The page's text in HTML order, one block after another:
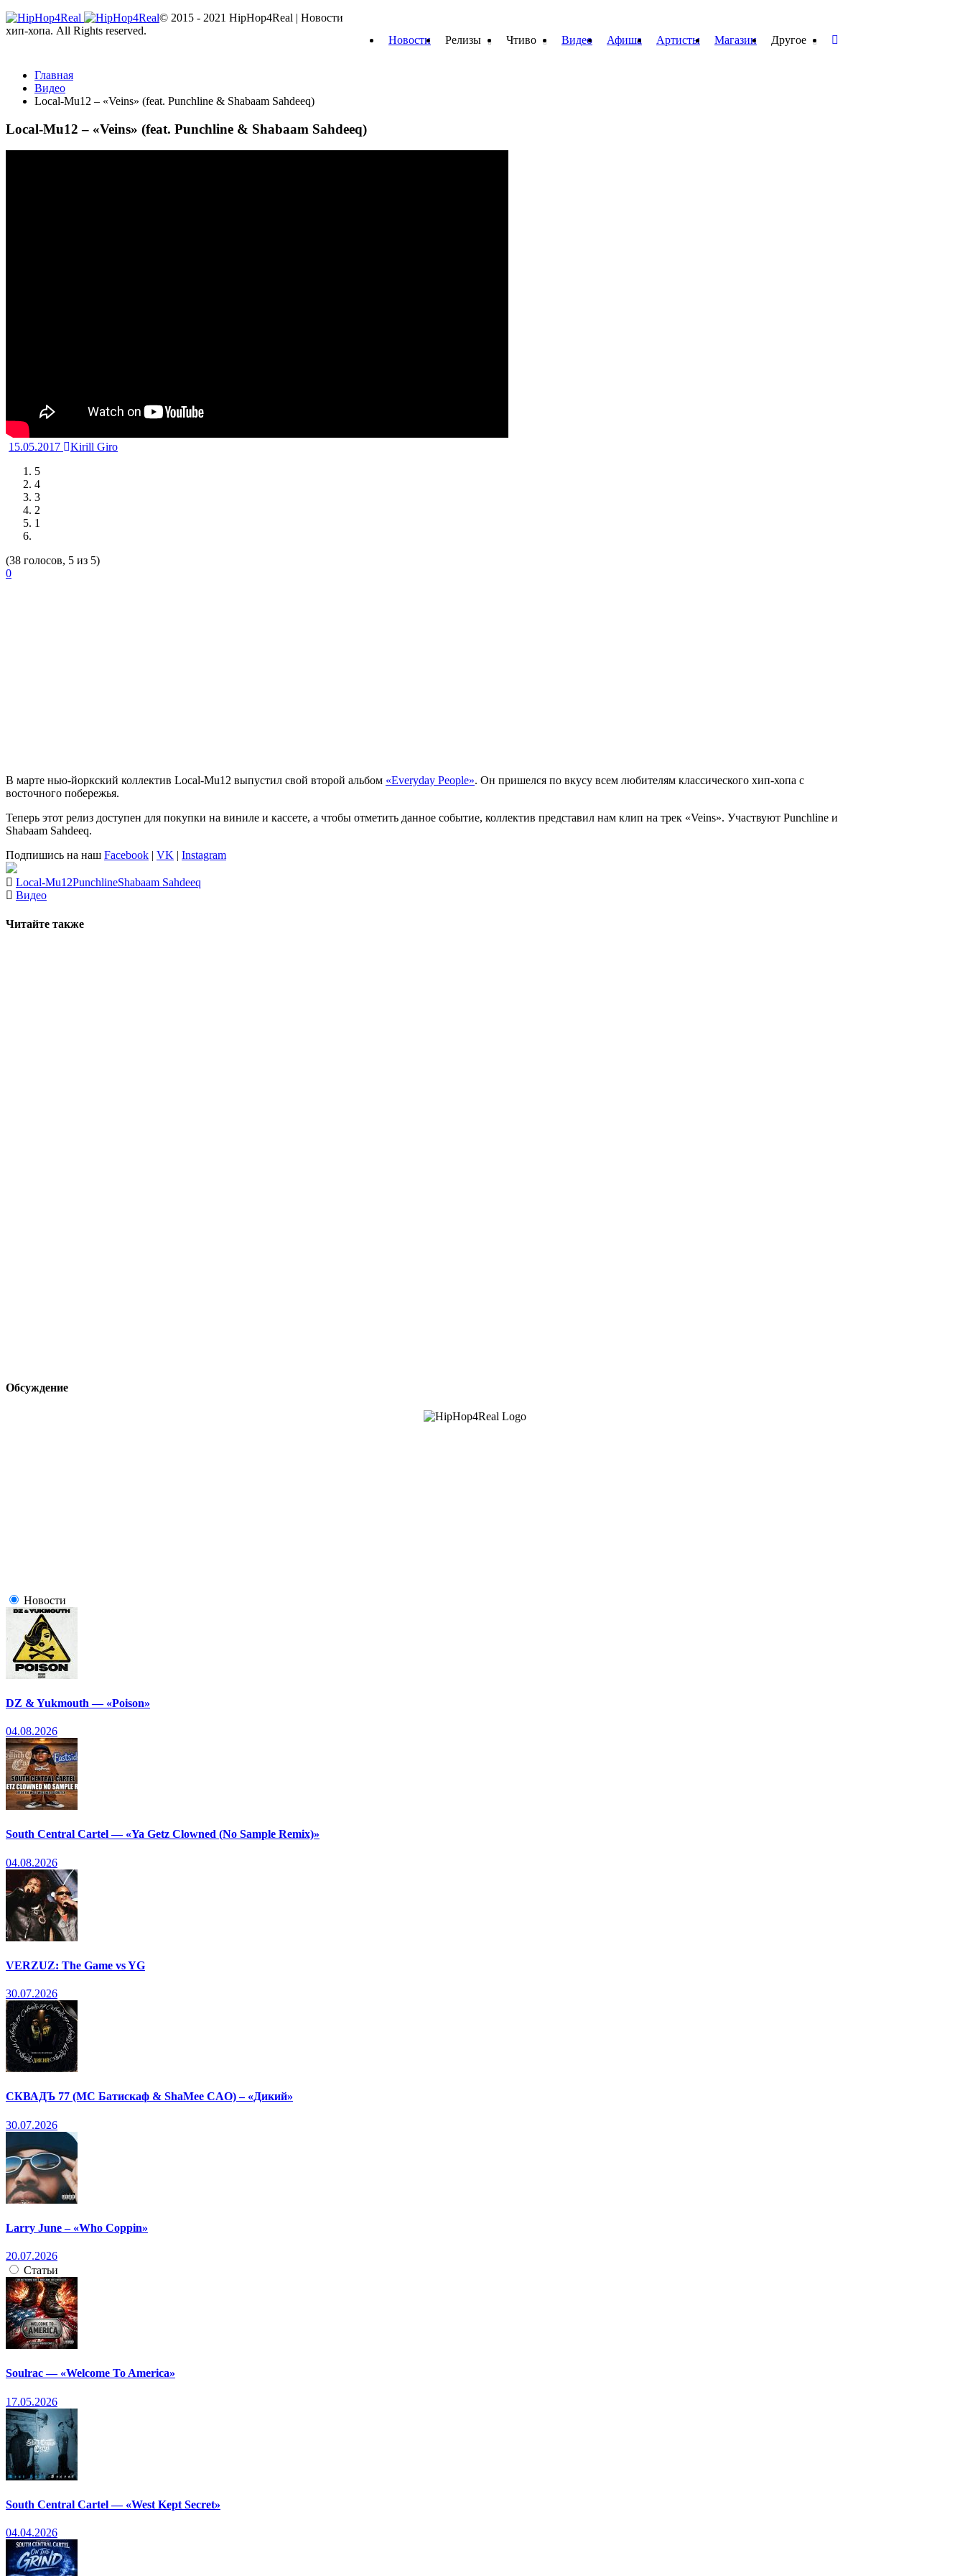
Новости Релизы Чтиво Видео Афиша Артисты Магазин Другое
Главная
Видео
Local-Mu12 – «Veins» (feat. Punchline & Shabaam Sahdeeq)
Local-Mu12 – «Veins» (feat. Punchline & Shabaam Sahdeeq)
15.05.2017
Kirill Giro
5
4
3
2
1
(38 голосов, 5 из 5)
0
В марте нью-йоркский коллектив Local-Mu12 выпустил свой второй альбом «Everyday People». Он пришелся по вкусу всем любителям классического хип-хопа с
восточного побережья.
Теперь этот релиз доступен для покупки на виниле и кассете, а чтобы отметить данное событие, коллектив представил нам клип на трек «Veins». Участвуют Punchline и
Shabaam Sahdeeq.
Подпишись на наш Facebook | VK | Instagram
Local-Mu12PunchlineShabaam Sahdeeq
Видео
Читайте также
Обсуждение
Новости
DZ & Yukmouth — «Poison»
04.08.2026
South Central Cartel — «Ya Getz Clowned (No Sample Remix)»
04.08.2026
VERZUZ: The Game vs YG
30.07.2026
СКВАДЪ 77 (МС Батискаф & ShaMee CAO) – «Дикий»
30.07.2026
Larry June – «Who Coppin»
20.07.2026
Статьи
Soulrac — «Welcome To America»
17.05.2026
South Central Cartel — «West Kept Secret»
04.04.2026
© 2015 - 2021 HipHop4Real | Новости
хип-хопа. All Rights reserved.